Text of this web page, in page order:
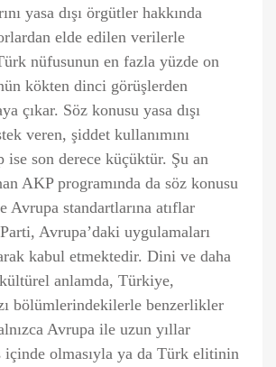
yasa dışı örgütler hakkında
elde edilen verilerle
nüfusunun en fazla yüzde on
kökten dinci görüşlerden
çıkar. Söz konusu yasa dışı
veren, şiddet kullanımını
ise son derece küçüktür. Şu an
AKP programında da söz konusu
Avrupa standartlarına atıflar
Avrupa’daki uygulamaları
kabul etmektedir. Dini ve daha
anlamda, Türkiye,
bölümlerindekilerle benzerlikler
Avrupa ile uzun yıllar
içinde olmasıyla ya da Türk elitinin